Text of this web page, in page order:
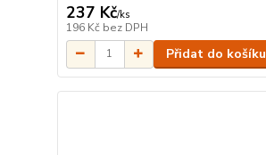
237 Kč/ks
196 Kč bez DPH
Přidat do košíku